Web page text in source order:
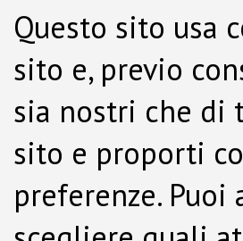
Questo sito usa
sito e, previo
sia nostri che di
sito e proporti
preferenze.